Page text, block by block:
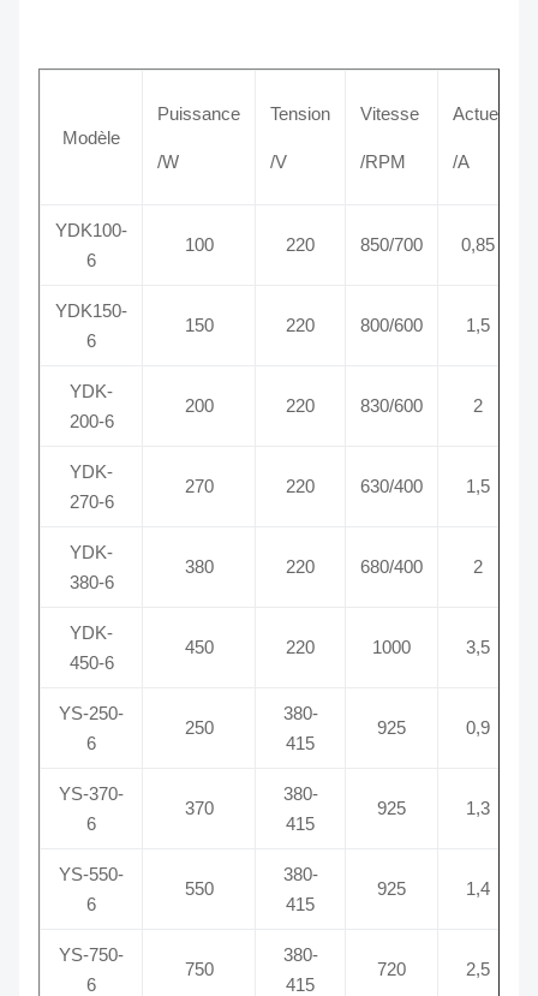
Modèle
Puissance
/W
Tension
/V
Vitesse
/RPM
Actuel
/A
YDK100-
6
100 220 850/700 0,85
YDK150-
6
150 220 800/600 1,5
YDK-
200-6
200 220 830/600 2
YDK-
270-6
270 220 630/400 1,5
YDK-
380-6
380 220 680/400 2
YDK-
450-6
450 220 1000 3,5
YS-250-
6
250
380-
415
925 0,9
YS-370-
6
370
380-
415
925 1,3
YS-550-
6
550
380-
415
925 1,4
YS-750-
6
750
380-
415
720 2,5